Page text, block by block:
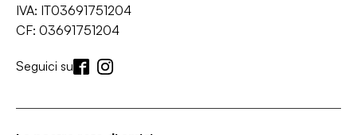
IVA: IT03691751204
CF: 03691751204
Seguici su